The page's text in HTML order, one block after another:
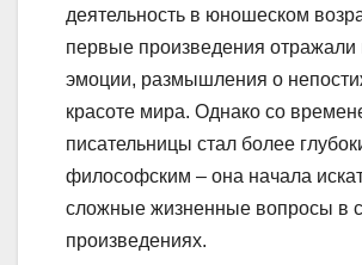
деятельность в юношеском
первые произведения
эмоции, размышления о
красоте мира. Однако со
писательницы стал более
философским – она начала
сложные жизненные вопросы в
произведениях.